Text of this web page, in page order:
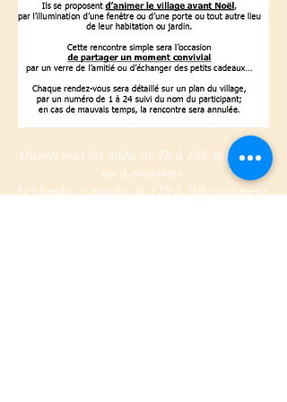
Ouvert tous les midis de 7h à 15h sur place
ou à emporter
Les lundis et mardis de 17h à 20h seulement